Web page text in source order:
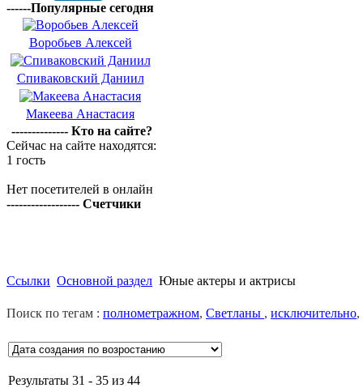
------Популярные сегодня
Воробьев Алексей
Спиваковский Даниил
Макеева Анастасия
-------------- Кто на сайте?
Сейчас на сайте находятся:
1 гость
Нет посетителей в онлайн
------------------ Счетчики
Ссылки Основной раздел Юные актеры и актрисы
Поиск по тегам : полнометражном, Светланы , исключительно,
Результаты 31 - 35 из 44